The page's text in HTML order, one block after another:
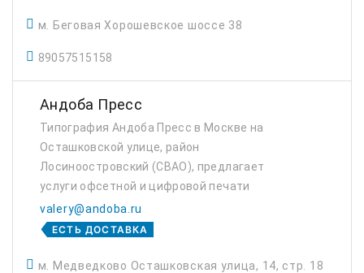
м. Беговая Хорошевское шоссе 38
89057515158
Андоба Пресс
Типография Андоба Пресс в Москве на
Осташковской улице, район
Лосиноостровский (СВАО), предлагает
услуги офсетной и цифровой печати
полиграфии, дизайну и верстке.
valery@andoba.ru
ЕСТЬ ДОСТАВКА
м. Медведково Осташковская улица, 14, стр. 18